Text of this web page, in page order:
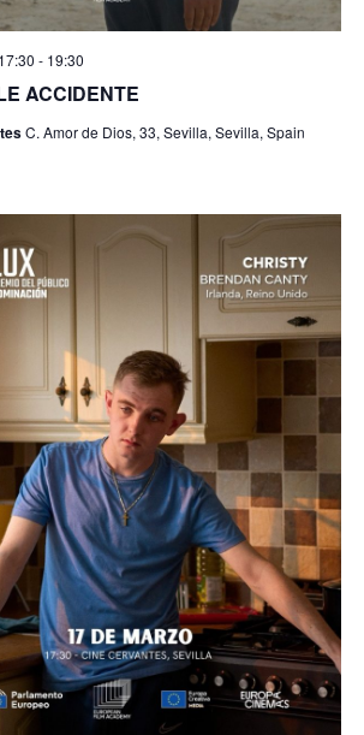
ACCIDENTE
- 19:30
C. Amor de Dios, 33, Sevilla, Sevilla, Spain